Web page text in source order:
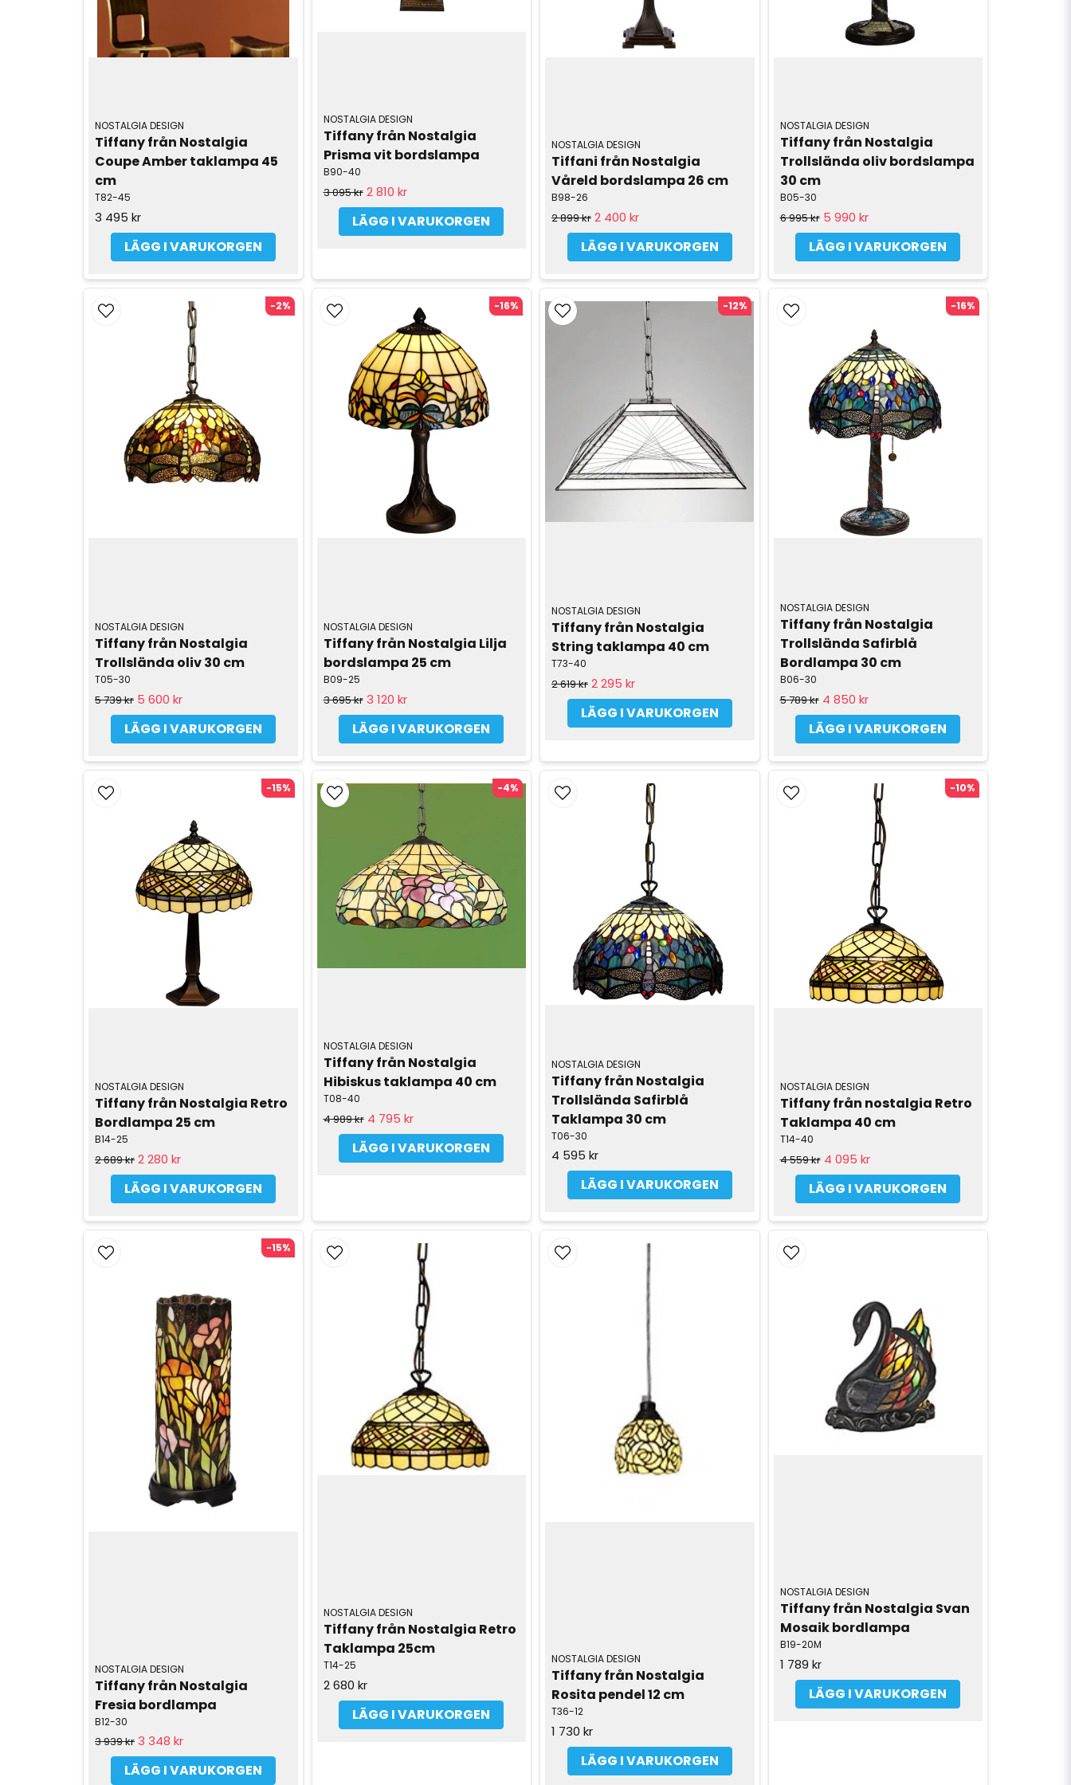
NOSTALGIA DESIGN
Tiffany från Nostalgia
Coupe Amber taklampa 45
cm
T82-45
3 495 kr
LÄGG I VARUKORGEN
NOSTALGIA DESIGN
Tiffany från Nostalgia
Prisma vit bordslampa
B90-40
3 095 kr 2 810 kr
LÄGG I VARUKORGEN
NOSTALGIA DESIGN
Tiffani från Nostalgia
Våreld bordslampa 26 cm
B98-26
2 899 kr 2 400 kr
LÄGG I VARUKORGEN
NOSTALGIA DESIGN
Tiffany från Nostalgia
Trollslända oliv bordslampa
30 cm
B05-30
6 995 kr 5 990 kr
LÄGG I VARUKORGEN
NOSTALGIA DESIGN
Tiffany från Nostalgia
Trollslända oliv 30 cm
T05-30
5 739 kr 5 600 kr
LÄGG I VARUKORGEN
-2%
NOSTALGIA DESIGN
Tiffany från Nostalgia Lilja
bordslampa 25 cm
B09-25
3 695 kr 3 120 kr
LÄGG I VARUKORGEN
-16%
NOSTALGIA DESIGN
Tiffany från Nostalgia
String taklampa 40 cm
T73-40
2 619 kr 2 295 kr
LÄGG I VARUKORGEN
-12%
NOSTALGIA DESIGN
Tiffany från Nostalgia
Trollslända Safirblå
Bordlampa 30 cm
B06-30
5 789 kr 4 850 kr
LÄGG I VARUKORGEN
-16%
NOSTALGIA DESIGN
Tiffany från Nostalgia Retro
Bordlampa 25 cm
B14-25
2 689 kr 2 280 kr
LÄGG I VARUKORGEN
-15%
NOSTALGIA DESIGN
Tiffany från Nostalgia
Hibiskus taklampa 40 cm
T08-40
4 989 kr 4 795 kr
LÄGG I VARUKORGEN
-4%
NOSTALGIA DESIGN
Tiffany från Nostalgia
Trollslända Safirblå
Taklampa 30 cm
T06-30
4 595 kr
LÄGG I VARUKORGEN
NOSTALGIA DESIGN
Tiffany från nostalgia Retro
Taklampa 40 cm
T14-40
4 559 kr 4 095 kr
LÄGG I VARUKORGEN
-10%
NOSTALGIA DESIGN
Tiffany från Nostalgia
Fresia bordlampa
B12-30
3 939 kr 3 348 kr
LÄGG I VARUKORGEN
-15%
NOSTALGIA DESIGN
Tiffany från Nostalgia Retro
Taklampa 25cm
T14-25
2 680 kr
LÄGG I VARUKORGEN
NOSTALGIA DESIGN
Tiffany från Nostalgia
Rosita pendel 12 cm
T36-12
1 730 kr
LÄGG I VARUKORGEN
NOSTALGIA DESIGN
Tiffany från Nostalgia Svan
Mosaik bordlampa
B19-20M
1 789 kr
LÄGG I VARUKORGEN